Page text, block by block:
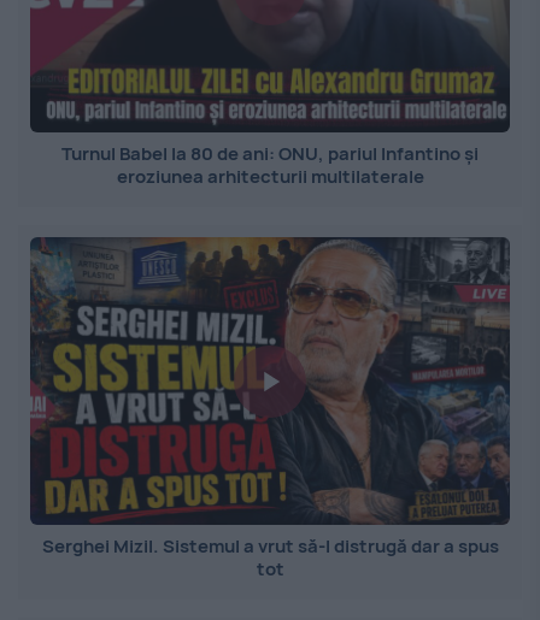
Turnul Babel la 80 de ani: ONU, pariul Infantino și
eroziunea arhitecturii multilaterale
Serghei Mizil. Sistemul a vrut să-l distrugă dar a spus
tot